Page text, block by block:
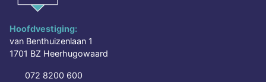
Hoofdvestiging:
van Benthuizenlaan 1
1701 BZ Heerhugowaard
072 8200 600